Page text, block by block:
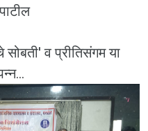
व प्रीतिसंगम या